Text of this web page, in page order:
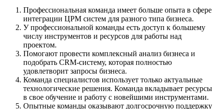
Профессиональная команда имеет больше опыта в сфере
интеграции ЦРМ систем для разного типа бизнеса.
У профессиональной команды есть доступ к большему
числу инструментов и ресурсов для работы над
проектом.
Помогают провести комплексный анализ бизнеса и
подобрать CRM-систему, которая полностью
удовлетворит запросы бизнеса.
Команда специалистов использует только актуальные
технологические решения. Команда вкладывает ресурсы
в свое обучение и работу с новейшими инструментами.
Опытные команды оказывают долгосрочную поддержку